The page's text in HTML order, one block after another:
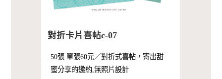
對折卡片喜帖c-07
50張 單張60元／對折式喜帖，寄出甜
蜜分享的邀約,無照片設計